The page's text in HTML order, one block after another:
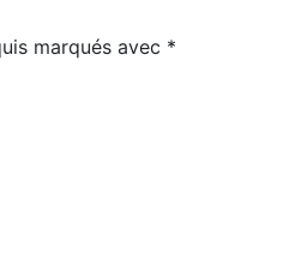
marqués avec *